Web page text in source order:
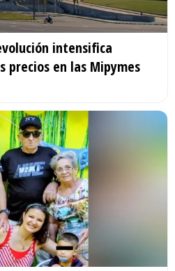
intensifica
precios en las Mipymes